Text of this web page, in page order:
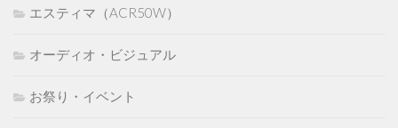
エスティマ（ACR50W）
オーディオ・ビジュアル
お祭り・イベント